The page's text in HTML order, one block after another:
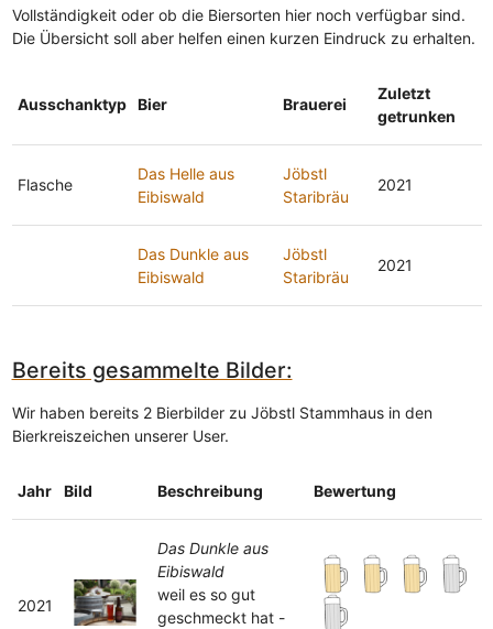
Vollständigkeit oder ob die Biersorten hier noch verfügbar sind.
Die Übersicht soll aber helfen einen kurzen Eindruck zu erhalten.
Ausschanktyp Bier Brauerei
Zuletzt
getrunken
Flasche
Das Helle aus
Eibiswald
Jöbstl
Staribräu
2021
Das Dunkle aus
Eibiswald
Jöbstl
Staribräu
2021
Bereits gesammelte Bilder:
Wir haben bereits 2 Bierbilder zu Jöbstl Stammhaus in den
Bierkreiszeichen unserer User.
Jahr Bild Beschreibung Bewertung
2021
Das Dunkle aus
Eibiswald
weil es so gut
geschmeckt hat -